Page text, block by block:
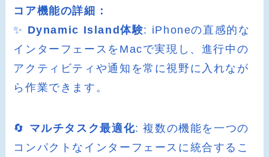
コア機能の詳細：
✨ Dynamic Island体験: iPhoneの直感的な
インターフェースをMacで実現し、進行中の
アクティビティや通知を常に視野に入れなが
ら作業できます。
🔄 マルチタスク最適化: 複数の機能を一つの
コンパクトなインターフェースに統合するこ